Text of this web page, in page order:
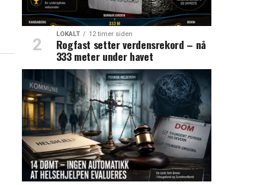
LOKALT 12 timer siden
Rogfast setter verdensrekord – nå
333 meter under havet